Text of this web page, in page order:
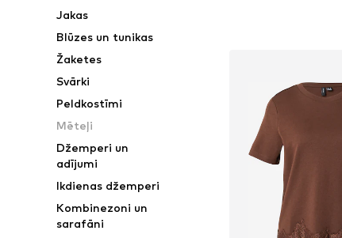
Jakas
Blūzes un tunikas
Žaketes
Svārki
Peldkostīmi
Mēteļi
Džemperi un
adījumi
Ikdienas džemperi
Kombinezoni un
sarafāni